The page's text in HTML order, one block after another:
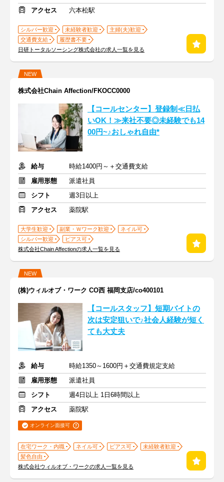
アクセス
六本松駅
シルバー歓迎 未経験者歓迎
主婦(夫)歓迎
交通費支給
履歴書不要
日研トータルソーシング株式会社の求人一覧を見る
NEW
株式会社Chain Affection/FKOCC0000
【コールセンター】登録制≪日払
いOK！≫来社不要◎未経験でも14
00円~♪おしゃれ自由*
給与
時給1400円～＋交通費支給
雇用形態
派遣社員
シフト
週3日以上
アクセス
薬院駅
大学生歓迎 副業・Ｗワーク歓迎
ネイル可
シルバー歓迎
ピアス可
株式会社Chain Affectionの求人一覧を見る
NEW
(株)ウィルオブ・ワーク CO西 福岡支店/co400101
【コールスタッフ】短期バイトの
次は安定狙いで♪社会人経験が短く
ても大丈夫
給与
時給1350～1600円＋交通費規定支給
雇用形態
派遣社員
シフト
週4日以上 1日6時間以上
アクセス
薬院駅
オンライン面接可
在宅ワーク・内職 ネイル可 ピアス可
未経験者歓迎
髪色自由
株式会社ウィルオブ・ワークの求人一覧を見る